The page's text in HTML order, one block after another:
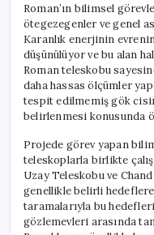
Roman’ın bilimsel
ötegezegenler ve genel
Karanlık enerjinin
düşünülüyor ve bu alan
Roman teleskobu
daha hassas ölçümler
tespit edilmemiş gök
belirlenmesi konusunda
Projede görev yapan
teleskoplarla birlikte
Uzay Teleskobu ve
genellikle belirli
taramalarıyla bu
gözlemevleri arasında